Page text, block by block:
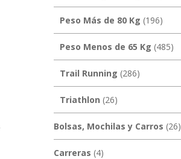
Peso Más de 80 Kg (196)
Peso Menos de 65 Kg (485)
Trail Running (286)
Triathlon (26)
Bolsas, Mochilas y Carros (26)
Carreras (4)